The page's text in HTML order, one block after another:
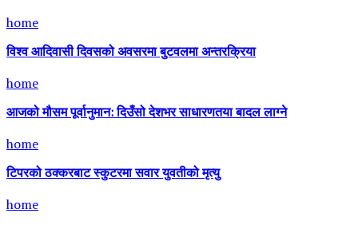
home
विश्व आदिवासी दिवसको अवसरमा बुटवलमा अन्तरक्रिया
home
आजको मौसम पूर्वानुमान: दिउँसो देशभर साधारणतया बादल लाग्ने
home
टिपरको ठक्करबाट स्कुटरमा सवार युवतीको मृत्यु
home